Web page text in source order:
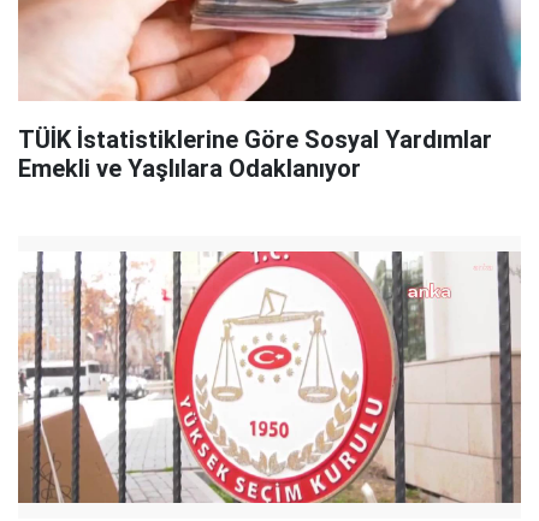
TÜİK İstatistiklerine Göre Sosyal Yardımlar
Emekli ve Yaşlılara Odaklanıyor